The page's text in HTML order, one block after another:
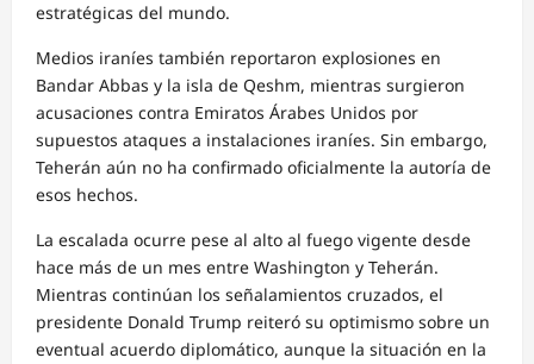
estratégicas del mundo.
Medios iraníes también reportaron explosiones en
Bandar Abbas y la isla de Qeshm, mientras surgieron
acusaciones contra Emiratos Árabes Unidos por
supuestos ataques a instalaciones iraníes. Sin embargo,
Teherán aún no ha confirmado oficialmente la autoría de
esos hechos.
La escalada ocurre pese al alto al fuego vigente desde
hace más de un mes entre Washington y Teherán.
Mientras continúan los señalamientos cruzados, el
presidente Donald Trump reiteró su optimismo sobre un
eventual acuerdo diplomático, aunque la situación en la